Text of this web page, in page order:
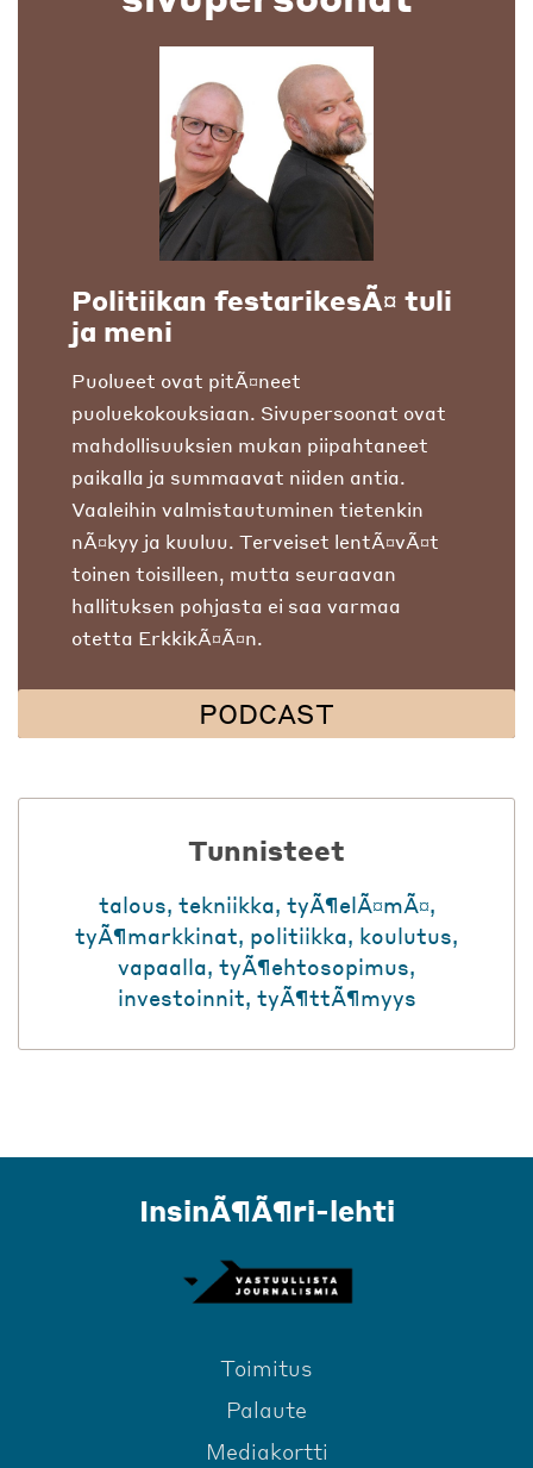
Politiikan festarikesÃ¤ tuli
ja meni
Puolueet ovat pitÃ¤neet
puoluekokouksiaan. Sivupersoonat ovat
mahdollisuuksien mukan piipahtaneet
paikalla ja summaavat niiden antia.
Vaaleihin valmistautuminen tietenkin
nÃ¤kyy ja kuuluu. Terveiset lentÃ¤vÃ¤t
toinen toisilleen, mutta seuraavan
hallituksen pohjasta ei saa varmaa
otetta ErkkikÃ¤Ã¤n.
PODCAST
Tunnisteet
talous, tekniikka, tyÃ¶elÃ¤mÃ¤,
tyÃ¶markkinat, politiikka, koulutus,
vapaalla, tyÃ¶ehtosopimus,
investoinnit, tyÃ¶ttÃ¶myys
InsinÃ¶Ã¶ri-lehti
Toimitus
Palaute
Mediakortti